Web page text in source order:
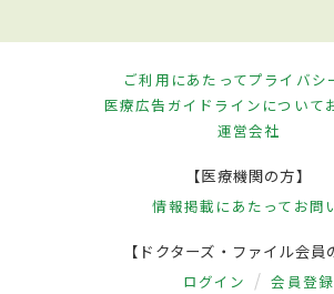
ご利用にあたってプライバシ
医療広告ガイドラインについて
運営会社
【医療機関の方】
情報掲載にあたって お問
【ドクターズ・ファイル会員
ログイン 会員登録